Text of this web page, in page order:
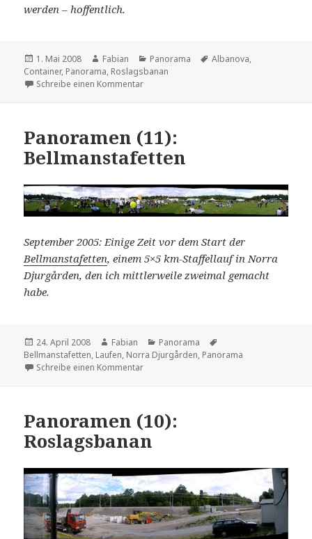
werden – hoffentlich.
Veröffentlicht
am
1. Mai 2008 Autor
Fabian Kategorien
Panorama Schlagwörter
Albanova,
Container, Panorama, Roslagsbanan
Schreibe einen Kommentarzu Panoramen (12): Container
Panoramen (11):
Bellmanstafetten
September 2005: Einige Zeit vor dem Start der
Bellmanstafetten, einem 5×5 km-Staffellauf in Norra
Djurgården, den ich mittlerweile zweimal gemacht
habe.
Veröffentlicht
am
24. April 2008 Autor
Fabian Kategorien
Panorama
Bellmanstafetten, Laufen, Norra Djurgården, Panorama
Schreibe einen Kommentarzu Panoramen (11): Bellmanstafetten
Panoramen (10):
Roslagsbanan